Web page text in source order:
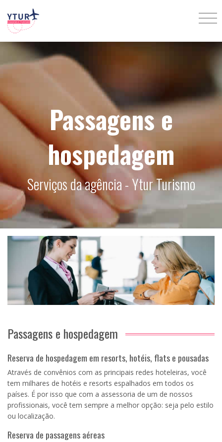
Passagens e
hospedagem
Serviços da agência - Ytur Turismo
Passagens e hospedagem
Reserva de hospedagem em resorts, hotéis, flats e pousadas
Através de convênios com as principais redes hoteleiras, você
tem milhares de hotéis e resorts espalhados em todos os
países. É por isso que com a assessoria de um de nossos
profissionais, você tem sempre a melhor opção: seja pelo estilo
ou localização.
Reserva de passagens aéreas